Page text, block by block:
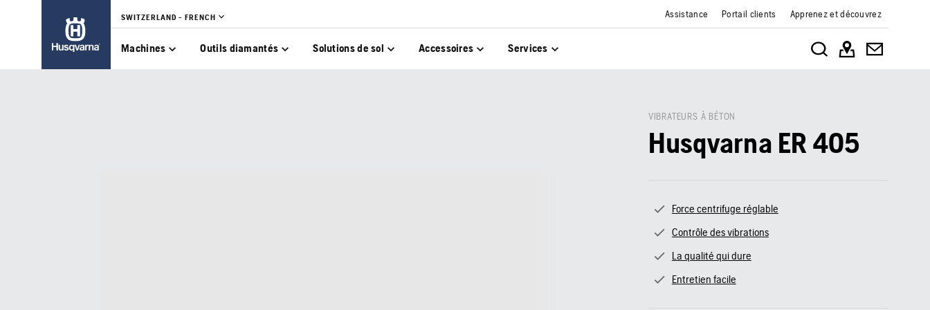
SWITZERLAND - FRENCH Assistance Portail clients Apprenez et découvrez
Machines Outils diamantés Solutions de sol Accessoires Services
VIBRATEURS À BÉTON
Husqvarna ER 405
Force centrifuge réglable
Contrôle des vibrations
La qualité qui dure
Entretien facile